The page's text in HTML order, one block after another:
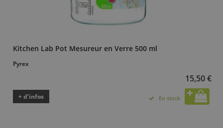
Kitchen Lab Pot Mesureur en Verre 500 ml
Pyrex
15,50 €
+ d’infos En stock